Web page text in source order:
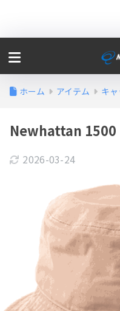
ホーム アイテム キ
Newhattan
2026-03-24